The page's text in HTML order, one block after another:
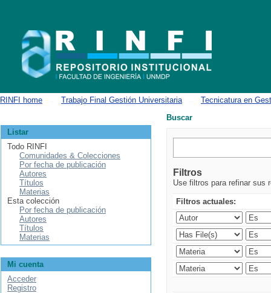
RINFI home Trabajo Final Gestión Universitaria
Tecnicatura en
Buscar
Filtros
Use filtros para refinar sus
Filtros actuales:
Listar
Todo RINFI
Comunidades & Colecciones
Por fecha de publicación
Autores
Títulos
Materias
Esta colección
Por fecha de publicación
Autores
Títulos
Materias
Mi cuenta
Acceder
Registro